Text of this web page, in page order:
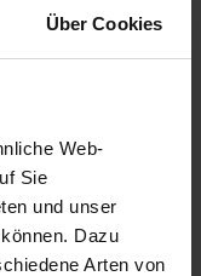
Über Cookies
Web-
Sie
und unser
Dazu
Arten von
von dem
dezent,